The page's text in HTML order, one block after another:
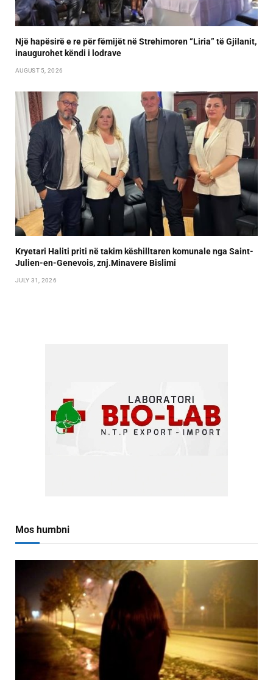
Një hapësirë e re për fëmijët në Strehimoren “Liria” të Gjilanit,
inaugurohet këndi i lodrave
AUGUST 5, 2026
Kryetari Haliti priti në takim këshilltaren komunale nga Saint-
Julien-en-Genevois, znj.Minavere Bislimi
JULY 31, 2026
Mos humbni